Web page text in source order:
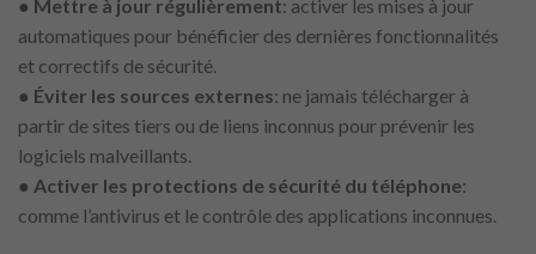
● Mettre à jour régulièrement: activer les mises à jour
automatiques pour bénéficier des dernières fonctionnalités
et correctifs de sécurité.
● Éviter les sources externes: ne jamais télécharger à
partir de sites tiers ou de liens inconnus pour prévenir les
logiciels malveillants.
● Activer les protections de sécurité du téléphone:
comme l’antivirus et le contrôle des applications inconnues.